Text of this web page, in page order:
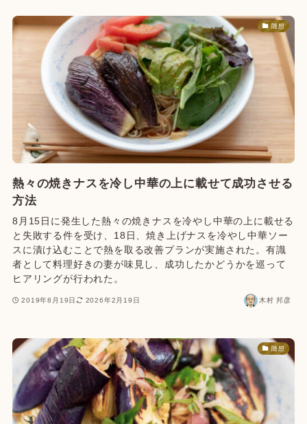
随想
熱々の焼きナスを冷し中華の上に載せて成功させる
方法
8月15日に発生した熱々の焼きナスを冷やし中華の上に載せる
と失敗する件を受け、18日、焼き上げナスを冷やし中華ソー
スに漬け込むことで熱を取る改善プランが実施された。有識
者として料理好きの妻が味見し、成功したかどうかを巡って
ヒアリングが行われた。
2019年8月19日 2026年2月19日 木村 邦彦
随想